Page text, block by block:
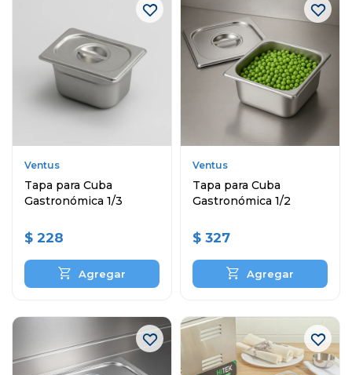
Ventus
Tapa para Cuba
Gastronómica 1/3
$ 228
Ventus
Tapa para Cuba
Gastronómica 1/2
$ 327